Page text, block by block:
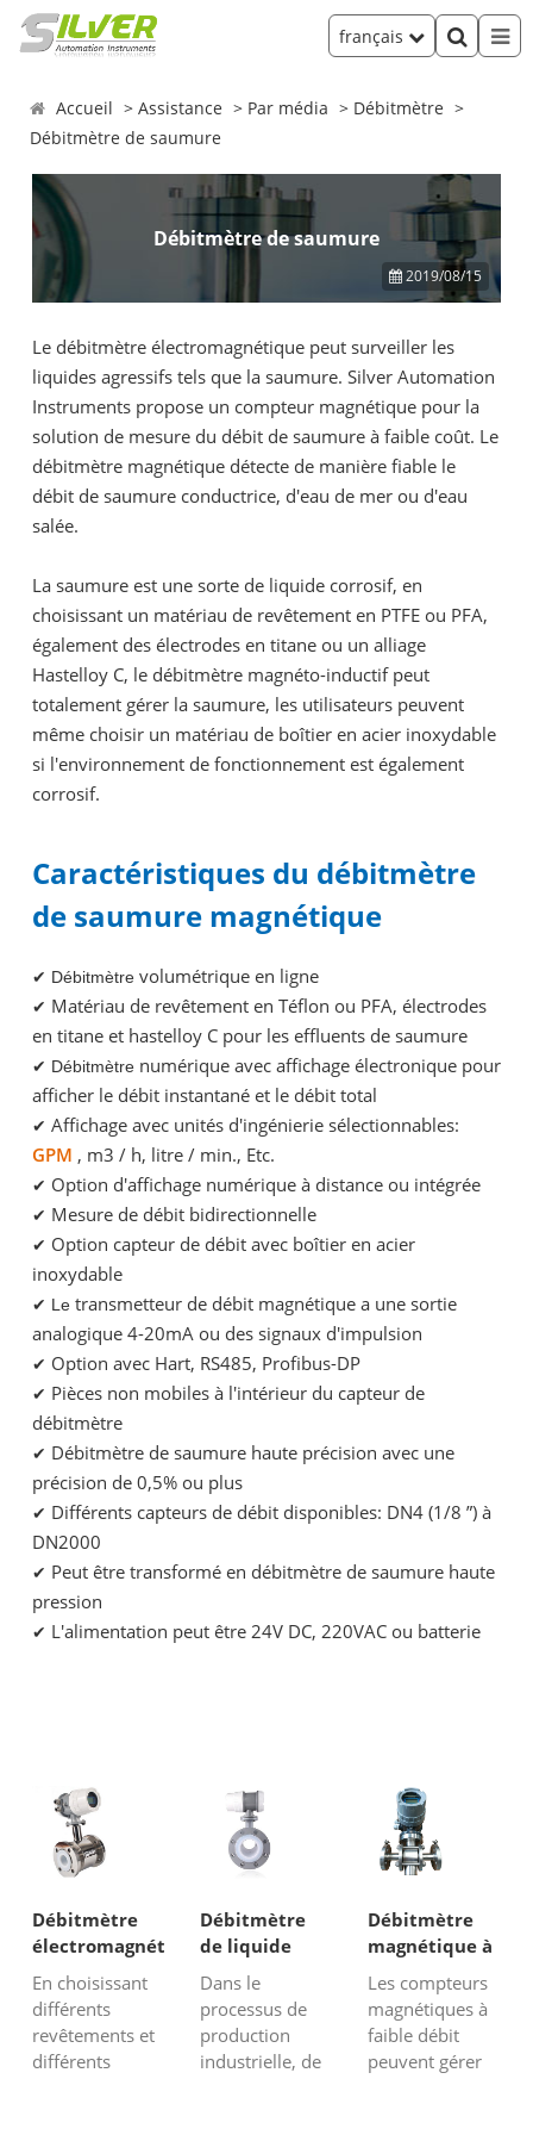
français
Accueil Assistance Par média
Débitmètre
Débitmètre de saumure
Débitmètre de saumure
2019/08/15
Le débitmètre électromagnétique peut surveiller les
liquides agressifs tels que la saumure. Silver Automation
Instruments propose un compteur magnétique pour la
solution de mesure du débit de saumure à faible coût. Le
débitmètre magnétique détecte de manière fiable le
débit de saumure conductrice, d'eau de mer ou d'eau
salée.
La saumure est une sorte de liquide corrosif, en
choisissant un matériau de revêtement en PTFE ou PFA,
également des électrodes en titane ou un alliage
Hastelloy C, le débitmètre magnéto-inductif peut
totalement gérer la saumure, les utilisateurs peuvent
même choisir un matériau de boîtier en acier inoxydable
si l'environnement de fonctionnement est également
corrosif.
Caractéristiques du débitmètre
de saumure magnétique
✔ Débitmètre volumétrique en ligne
✔ Matériau de revêtement en Téflon ou PFA, électrodes
en titane et hastelloy C pour les effluents de saumure
✔ Débitmètre numérique avec affichage électronique pour
afficher le débit instantané et le débit total
✔ Affichage avec unités d'ingénierie sélectionnables:
GPM , m3 / h, litre / min., Etc.
✔ Option d'affichage numérique à distance ou intégrée
✔ Mesure de débit bidirectionnelle
✔ Option capteur de débit avec boîtier en acier
inoxydable
✔ Le transmetteur de débit magnétique a une sortie
analogique 4-20mA ou des signaux d'impulsion
✔ Option avec Hart, RS485, Profibus-DP
✔ Pièces non mobiles à l'intérieur du capteur de
débitmètre
✔ Débitmètre de saumure haute précision avec une
précision de 0,5% ou plus
✔ Différents capteurs de débit disponibles: DN4 (1/8 ”) à
DN2000
✔ Peut être transformé en débitmètre de saumure haute
pression
✔ L'alimentation peut être 24V DC, 220VAC ou batterie
Débitmètre
électromagnétique
pour liquide
corrosif
En choisissant
différents
revêtements et
différents
Débitmètre
de liquide
corrosif
Dans le
processus de
production
industrielle, de
Débitmètre
magnétique à
faible débit
Les compteurs
magnétiques à
faible débit
peuvent gérer